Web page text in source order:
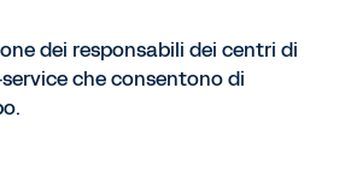
dei responsabili dei centri di
che consentono di